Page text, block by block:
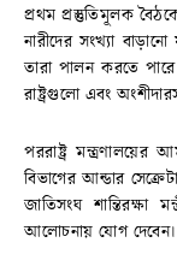
প্রথম প্রস্তুতিমূলক
নারীদের সংখ্যা
তারা পালন করতে
রাষ্ট্রগুলো এবং
পররাষ্ট্র মন্ত্রণালয়ের
বিভাগের আন্ডার
জাতিসংঘ শান্তিরক্ষা
আলোচনায় যোগ দেবেন।